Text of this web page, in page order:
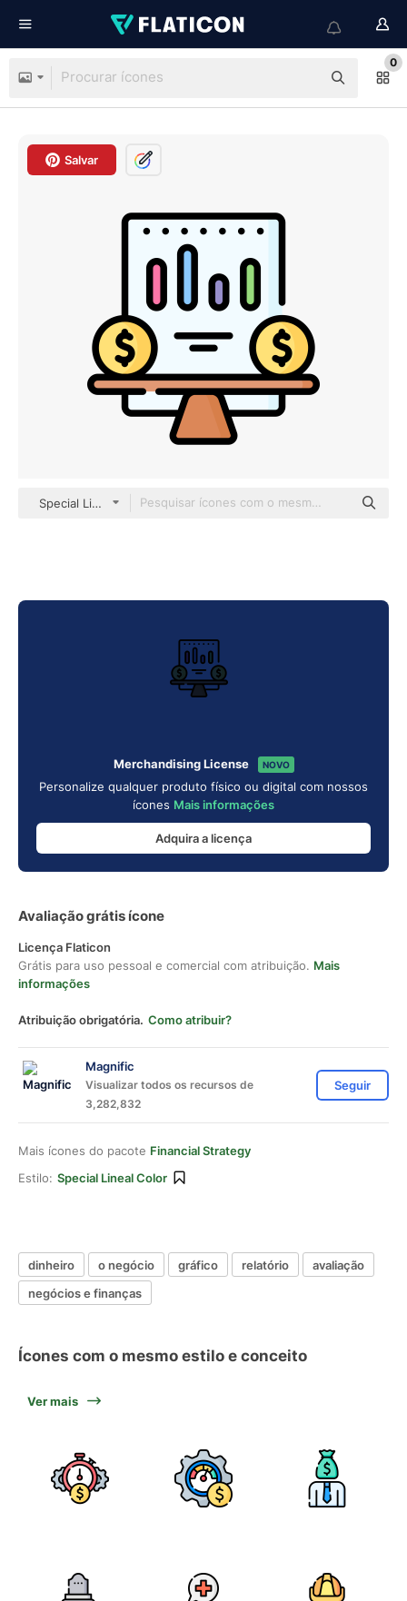
0
Salvar
Special Lineal color
Merchandising License NOVO
Personalize qualquer produto físico ou digital com nossos
ícones Mais informações
Adquira a licença
Avaliação grátis ícone
Licença Flaticon
Grátis para uso pessoal e comercial com atribuição. Mais
informações
Atribuição obrigatória. Como atribuir?
Magnific
Visualizar todos os recursos de
3,282,832
Seguir
Mais ícones do pacote Financial Strategy
Estilo: Special Lineal Color
dinheiro o negócio gráfico relatório
avaliação
negócios e finanças
Ícones com o mesmo estilo e conceito
Ver mais